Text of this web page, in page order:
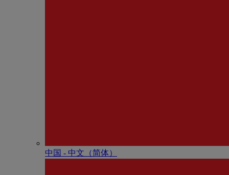
中国 - 中⽂（简体）